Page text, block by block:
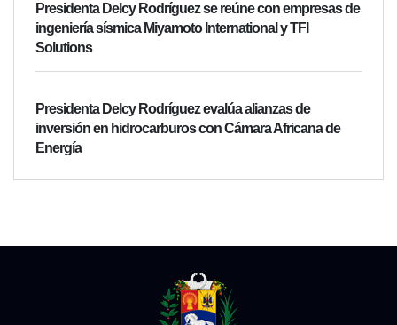
Presidenta Delcy Rodríguez se reúne con empresas de
ingeniería sísmica Miyamoto International y TFI
Solutions
Presidenta Delcy Rodríguez evalúa alianzas de
inversión en hidrocarburos con Cámara Africana de
Energía